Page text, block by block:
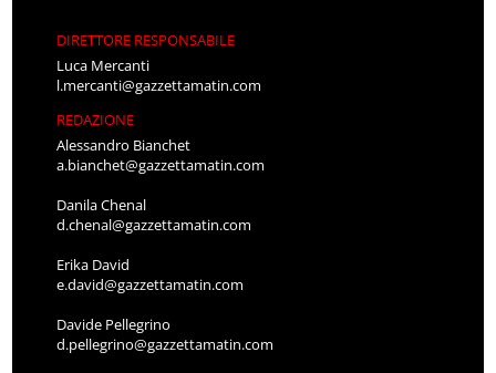
DIRETTORE RESPONSABILE
Luca Mercanti
l.mercanti@gazzettamatin.com
REDAZIONE
Alessandro Bianchet
a.bianchet@gazzettamatin.com
Danila Chenal
d.chenal@gazzettamatin.com
Erika David
e.david@gazzettamatin.com
Davide Pellegrino
d.pellegrino@gazzettamatin.com